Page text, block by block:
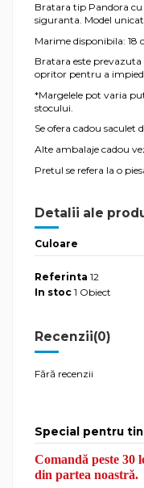
Bratara tip Pandora cu
siguranta. Model
Marime disponibila: 18
Bratara este
opritor pentru a
*Margelele pot varia
stocului.
Se ofera cadou saculet
Alte ambalaje cadou
Pretul se refera la o
Detalii ale
Culoare
Referinta 12
In stoc 1 Obiect
Recenzii(0)
Fără recenzii
Special pentru
Comandă peste 30
din partea noastră.